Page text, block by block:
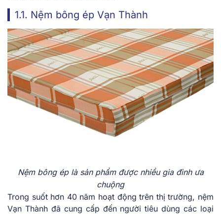
1.1. Nệm bông ép Vạn Thành
Nệm bông ép là sản phẩm được nhiều gia đình ưa
chuộng
Trong suốt hơn 40 năm hoạt động trên thị trường, nệm
Vạn Thành đã cung cấp đến người tiêu dùng các loại